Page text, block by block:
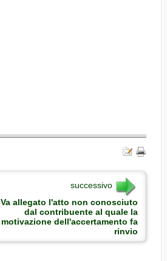
successivo
Va allegato l'atto non conosciuto
dal contribuente al quale la
motivazione dell'accertamento fa
rinvio